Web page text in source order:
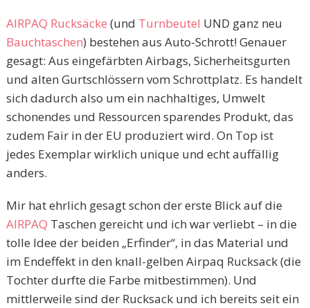
AIRPAQ Rucksäcke (und Turnbeutel UND ganz neu
Bauchtaschen) bestehen aus Auto-Schrott! Genauer
gesagt: Aus eingefärbten Airbags, Sicherheitsgurten
und alten Gurtschlössern vom Schrottplatz. Es handelt
sich dadurch also um ein nachhaltiges, Umwelt
schonendes und Ressourcen sparendes Produkt, das
zudem Fair in der EU produziert wird. On Top ist
jedes Exemplar wirklich unique und echt auffällig
anders.
Mir hat ehrlich gesagt schon der erste Blick auf die
AIRPAQ Taschen gereicht und ich war verliebt – in die
tolle Idee der beiden „Erfinder“, in das Material und
im Endeffekt in den knall-gelben Airpaq Rucksack (die
Tochter durfte die Farbe mitbestimmen). Und
mittlerweile sind der Rucksack und ich bereits seit ein